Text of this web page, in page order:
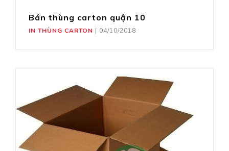
Bán thùng carton quận 10
IN THÙNG CARTON | 04/10/2018